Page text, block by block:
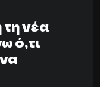
νέα
ό,τι